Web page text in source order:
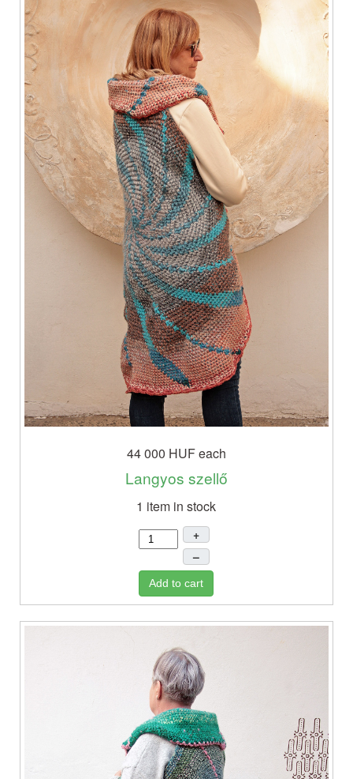
44 000 HUFeach
Langyos szellő
1 item in stock
+
–
Add to cart